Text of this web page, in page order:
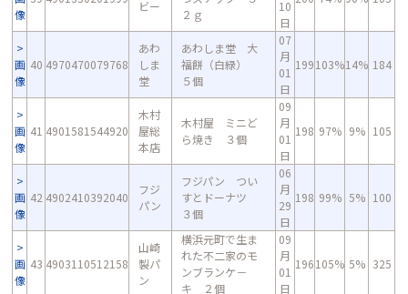
像
ビー
２ｇ
10
日
画
像
40 4970470079768
あわ
しま
堂
あわしま堂 大
福餅（白緑）
５個
07
月
01
日
199103%14% 184
画
像
41 4901581544920
木村
屋総
本店
木村屋 ミニど
ら焼き ３個
09
月
01
日
198 97% 9% 105
画
像
42 4902410392040
フジ
パン
フジパン つい
すとドーナツ
３個
06
月
29
日
198 99% 5% 100
画
像
43 4903110512158
山崎
製パ
ン
横浜元町で生ま
れた不二家のモ
ンブランケ－
キ ２個
09
月
01
日
196105% 5% 325